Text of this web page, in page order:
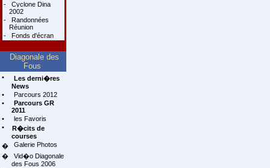
-
Cyclone Dina
2002
-
Randonnées
Réunion
-
Fonds d'écran
Diagonale des
Fous
•
Les derni�res
News
•
Parcours 2012
•
Parcours GR
2011
•
les Favoris
•
R�cits de
courses
�
Galerie Photos
�
Vid�o Diagonale
des Fous 2006